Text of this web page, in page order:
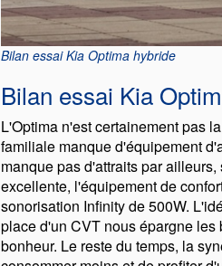
Bilan essai Kia Optima hybride
Bilan essai Kia
L'Optima n'est certainement pas
familiale manque d'équipement
manque pas d'attraits par
excellente, l'équipement de
sonorisation Infinity de 500W.
place d'un CVT nous épargne
bonheur. Le reste du temps, la